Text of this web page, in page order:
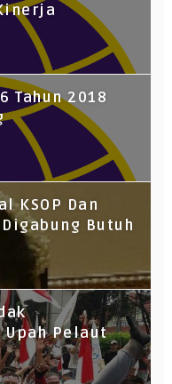
Tahun 2018
KSOP Dan
Butuh
Upah Pelaut